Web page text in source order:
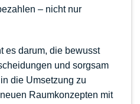
– nicht nur
es darum, die bewusst
und sorgsam
die Umsetzung zu
Raumkonzepten mit